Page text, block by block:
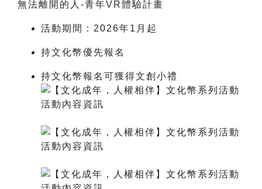
無法離開的人-青年VR體驗計畫
活動期間：2026年1月起
持文化幣優先報名
持文化幣報名可獲得文創小禮